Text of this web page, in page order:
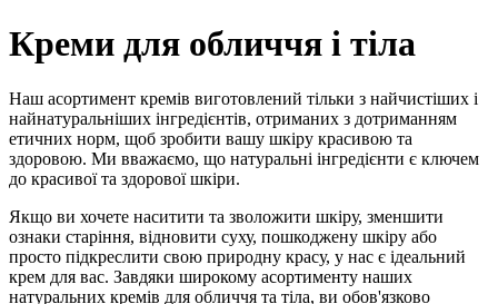
Креми для обличчя і тіла
Наш асортимент кремів виготовлений тільки з найчистіших і
найнатуральніших інгредієнтів, отриманих з дотриманням
етичних норм, щоб зробити вашу шкіру красивою та
здоровою. Ми вважаємо, що натуральні інгредієнти є ключем
до красивої та здорової шкіри.
Якщо ви хочете наситити та зволожити шкіру, зменшити
ознаки старіння, відновити суху, пошкоджену шкіру або
просто підкреслити свою природну красу, у нас є ідеальний
крем для вас. Завдяки широкому асортименту наших
натуральних кремів для обличчя та тіла, ви обов'язково